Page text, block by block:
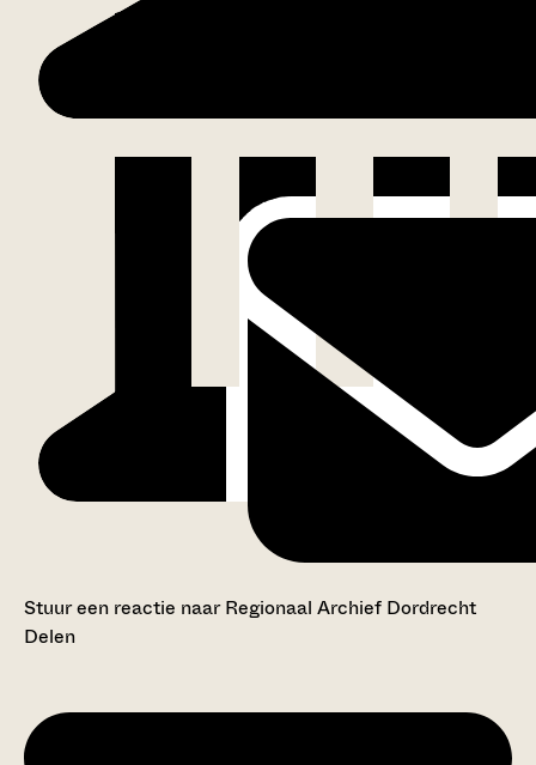
Stuur een reactie naar Regionaal Archief Dordrecht
Delen